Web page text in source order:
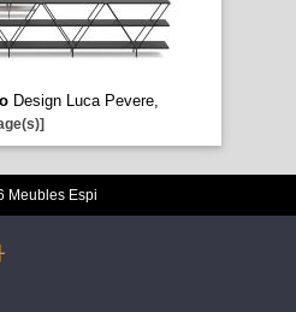
Design Luca Pevere,
Meubles Espi